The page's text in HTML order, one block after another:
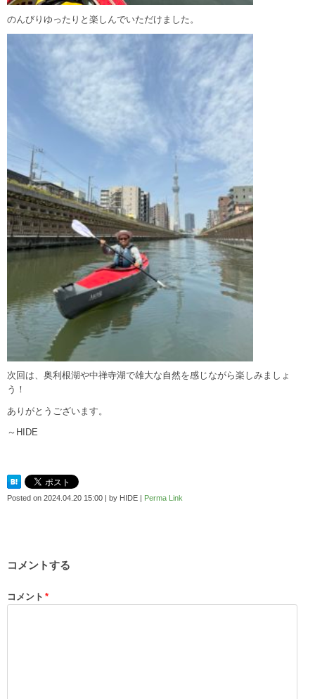
のんびりゆったりと楽しんでいただけました。
次回は、奥利根湖や中禅寺湖で雄大な自然を感じながら楽しみましょ
う！
ありがとうございます。
～HIDE
Posted on 2024.04.20 15:00 | by HIDE | Perma Link
コメントする
コメント *